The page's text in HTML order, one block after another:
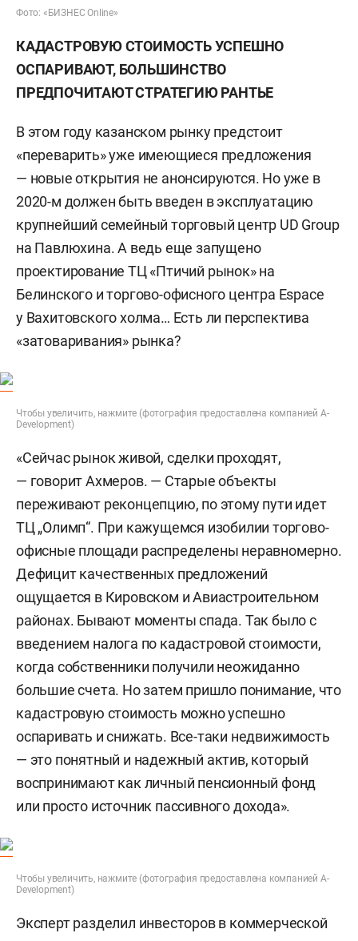
Фото: «БИЗНЕС Online»
КАДАСТРОВУЮ СТОИМОСТЬ УСПЕШНО
ОСПАРИВАЮТ, БОЛЬШИНСТВО
ПРЕДПОЧИТАЮТ СТРАТЕГИЮ РАНТЬЕ
В этом году казанском рынку предстоит
«переварить» уже имеющиеся предложения
— новые открытия не анонсируются. Но уже в
2020-м должен быть введен в эксплуатацию
крупнейший семейный торговый центр UD Group
на Павлюхина. А ведь еще запущено
проектирование ТЦ «Птичий рынок» на
Белинского и торгово-офисного центра Espace
у Вахитовского холма… Есть ли перспектива
«затоваривания» рынка?
Чтобы увеличить, нажмите (фотография предоставлена компанией A-
Development)
«Сейчас рынок живой, сделки проходят,
— говорит Ахмеров. — Старые объекты
переживают реконцепцию, по этому пути идет
ТЦ „Олимп“. При кажущемся изобилии торгово-
офисные площади распределены неравномерно.
Дефицит качественных предложений
ощущается в Кировском и Авиастроительном
районах. Бывают моменты спада. Так было с
введением налога по кадастровой стоимости,
когда собственники получили неожиданно
большие счета. Но затем пришло понимание, что
кадастровую стоимость можно успешно
оспаривать и снижать. Все-таки недвижимость
— это понятный и надежный актив, который
воспринимают как личный пенсионный фонд
или просто источник пассивного дохода».
Чтобы увеличить, нажмите (фотография предоставлена компанией A-
Development)
Эксперт разделил инвесторов в коммерческой